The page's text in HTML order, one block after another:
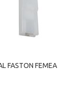
FASTON FEMEA